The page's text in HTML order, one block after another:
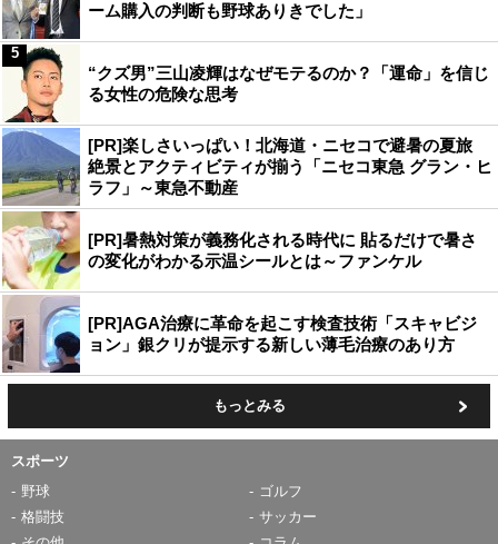
ーム購入の判断も野球ありきでした」
“クズ男”三山凌輝はなぜモテるのか？「運命」を信じ
る女性の危険な思考
5
[PR]楽しさいっぱい！北海道・ニセコで避暑の夏旅
絶景とアクティビティが揃う「ニセコ東急 グラン・ヒ
ラフ」～東急不動産
[PR]暑熱対策が義務化される時代に 貼るだけで暑さ
の変化がわかる示温シールとは～ファンケル
[PR]AGA治療に革命を起こす検査技術「スキャビジ
ョン」銀クリが提示する新しい薄毛治療のあり方
もっとみる
スポーツ
野球
ゴルフ
格闘技
サッカー